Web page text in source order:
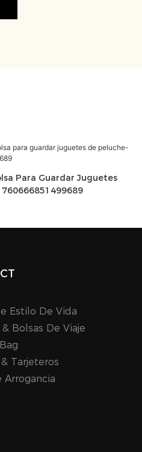
Para Guardar Juguetes
Estilo De Vida
& Bolsas De Viaje
Tarjeteros
Arrogancia